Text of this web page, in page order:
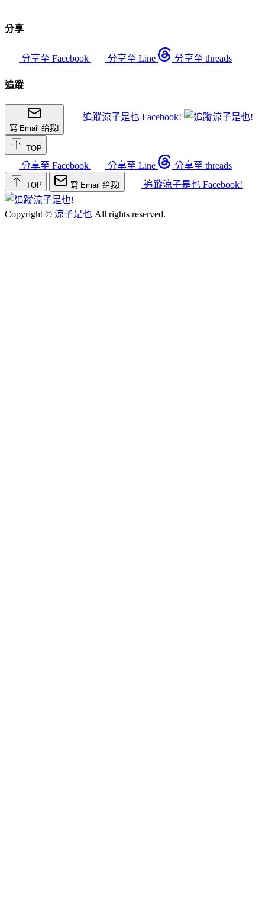
分享
分享至 Facebook 分享至 Line 分享至 threads
追蹤
寫 Email 給我!
追蹤涼子是也 Facebook!
TOP
分享至 Facebook 分享至 Line 分享至 threads
TOP 寫 Email 給我! 追蹤涼子是也 Facebook!
Copyright © 涼子是也 All rights reserved.